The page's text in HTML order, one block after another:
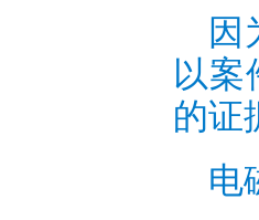
因
以案
的证
电